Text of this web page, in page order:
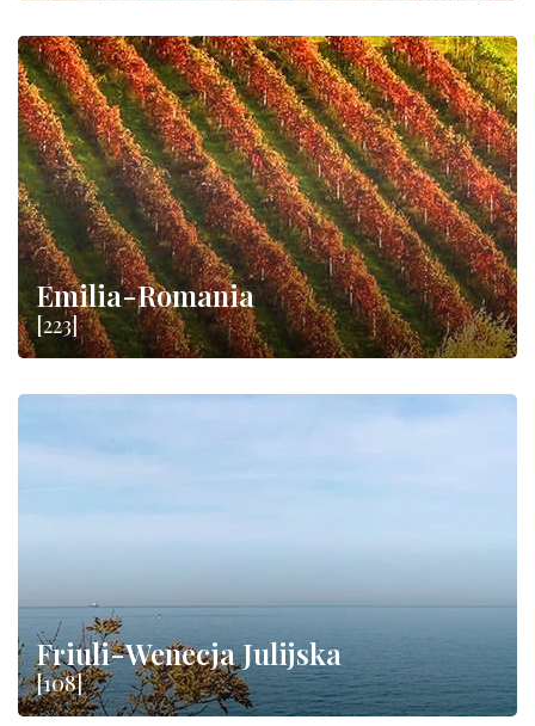
Emilia-Romania
[223]
Friuli-Wenecja Julijska
[108]